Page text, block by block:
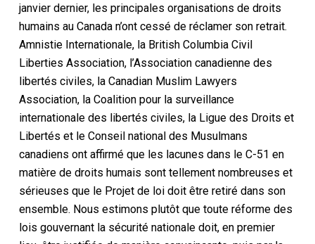
janvier dernier, les principales organisations de droits
humains au Canada n’ont cessé de réclamer son retrait.
Amnistie Internationale, la British Columbia Civil
Liberties Association, l’Association canadienne des
libertés civiles, la Canadian Muslim Lawyers
Association, la Coalition pour la surveillance
internationale des libertés civiles, la Ligue des Droits et
Libertés et le Conseil national des Musulmans
canadiens ont affirmé que les lacunes dans le C-51 en
matière de droits humais sont tellement nombreuses et
sérieuses que le Projet de loi doit être retiré dans son
ensemble. Nous estimons plutôt que toute réforme des
lois gouvernant la sécurité nationale doit, en premier